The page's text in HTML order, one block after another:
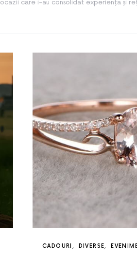
ocazii care i-au consolidat experiența și
CADOURI DIVERSE